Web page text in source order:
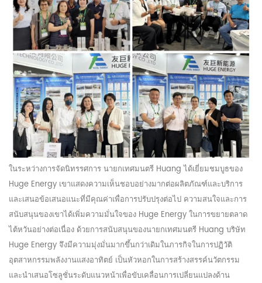
ในระหว่างการจัดนิทรรศการ นายกเทศมนตรี Huang ได้เยี่ยมชมบูธของ
Huge Energy เขาแสดงความเห็นชอบอย่างมากต่อผลิตภัณฑ์และบริการ
และเสนอข้อเสนอแนะที่มีคุณค่าเพื่อการปรับปรุงต่อไป ความสนใจและการ
สนับสนุนของเขาได้เพิ่มความมั่นใจของ Huge Energy ในการขยายตลาด
ไต้หวันอย่างต่อเนื่อง ด้วยการสนับสนุนของนายกเทศมนตรี Huang บริษัท
Huge Energy จึงมีความมุ่งมั่นมากขึ้นกว่าเดิมในภารกิจในการปฏิวัติ
อุตสาหกรรมพลังงานแสงอาทิตย์ เป็นหัวหอกในการสร้างสรรค์นวัตกรรม
และนำเสนอโซลูชั่นระดับแนวหน้าเพื่อขับเคลื่อนการเปลี่ยนแปลงด้าน